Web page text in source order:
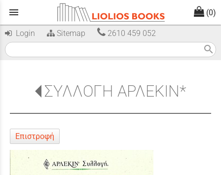
menu (0)
Login Sitemap 2610 459 052
search
ΣΥΛΛΟΓΗ ΑΡΛΕΚΙΝ*
Επιστροφή